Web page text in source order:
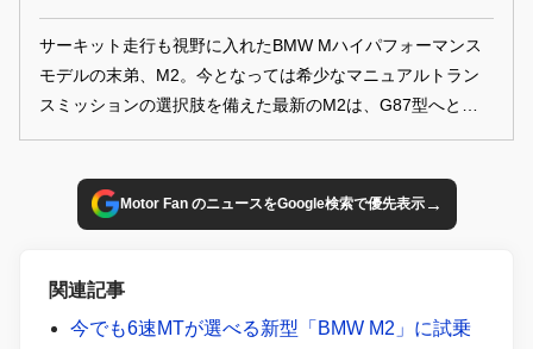
サーキット走行も視野に入れたBMW Mハイパフォーマンス
モデルの末弟、M2。今となっては希少なマニュアルトラン
スミッションの選択肢を備えた最新のM2は、G87型へとフ
Motor Fan のニュースをGoogle検索で優先表示→
関連記事
今でも6速MTが選べる新型「BMW M2」に試乗